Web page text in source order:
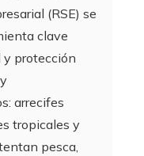
(RSE) se
clave
y protección
arrecifes
tropicales y
pesca,